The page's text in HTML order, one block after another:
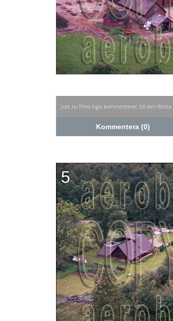
Just nu finns inga kommentarer, bli den
Kommentera (0)
5